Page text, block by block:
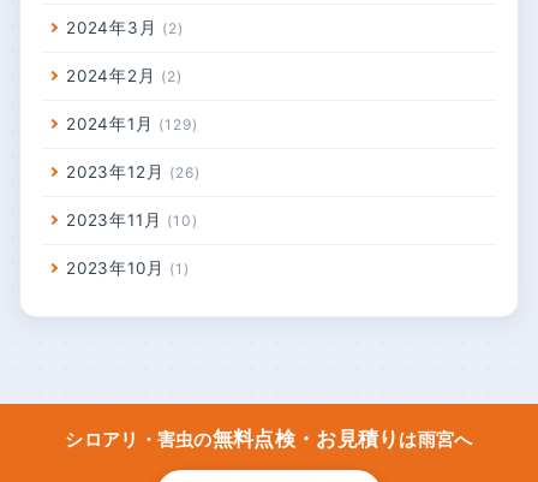
2024年3月 2
2024年2月 2
2024年1月 129
2023年12月 26
2023年11月 10
2023年10月 1
シロアリ・害虫の無料点検・お見積り は雨宮へ